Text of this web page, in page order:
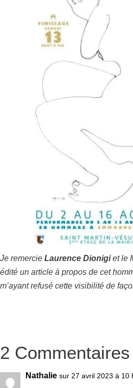
Je remercie Laurence Dionigiet le
édité un article à propos de cet
m’ayant refusé cette visibilité de
2 Commentaires
Nathalie sur 27 avril 2023 à 10